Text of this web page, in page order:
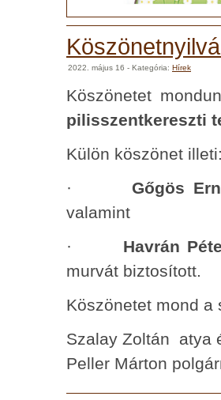
2022. május 16 - Kategória: Hírek
Köszönetet
pilisszentkereszti
Külön köszönet
· Gőgös
valamint
· Havrán
murvát biztosított.
Köszönetet mond a
Szalay Zoltán atya
Peller Márton